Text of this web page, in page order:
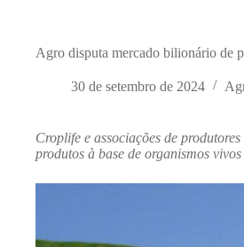
Agro disputa mercado bilionário de
30 de setembro de 2024
Croplife e associações de
produtos à base de organismos